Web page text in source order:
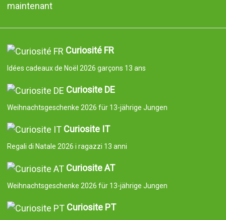
maintenant
Curiosité FR
Idées cadeaux de Noël 2026 garçons 13 ans
Curiosite DE
Weihnachtsgeschenke 2026 für 13-jährige Jungen
Curiosite IT
Regali di Natale 2026 i ragazzi 13 anni
Curiosite AT
Weihnachtsgeschenke 2026 für 13-jährige Jungen
Curiosite PT